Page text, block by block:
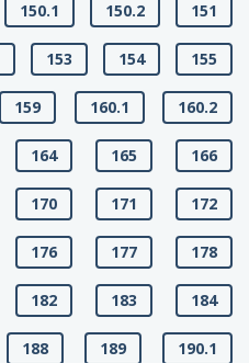
150.1 150.2 151
153 154 155
159 160.1 160.2
164 165 166
170 171 172
176 177 178
182 183 184
188 189 190.1